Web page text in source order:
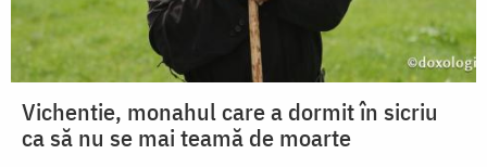
Vichentie, monahul care a dormit în sicriu
ca să nu se mai teamă de moarte